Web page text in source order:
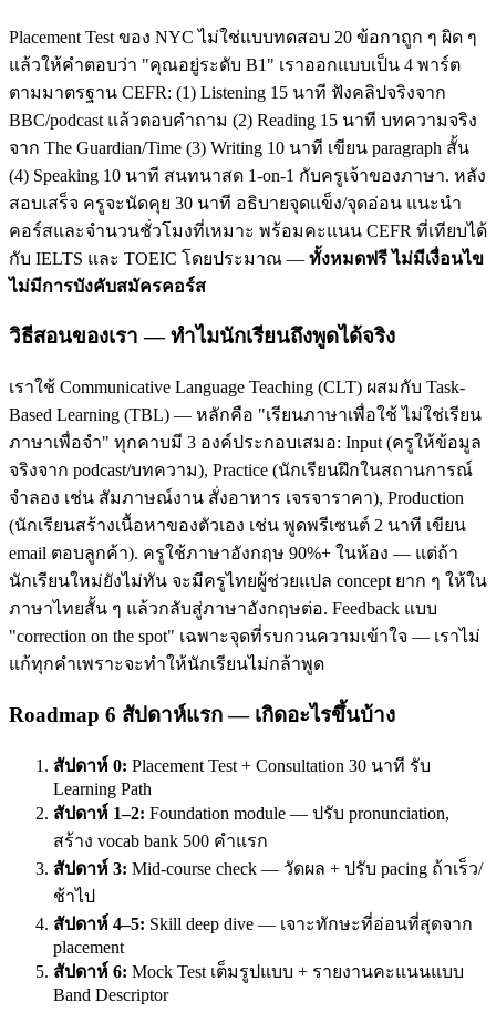
Placement Test ของ NYC ไม่ใช่แบบทดสอบ 20 ข้อกาถูก ๆ ผิด ๆ
แล้วให้คำตอบว่า "คุณอยู่ระดับ B1" เราออกแบบเป็น 4 พาร์ต
ตามมาตรฐาน CEFR: (1) Listening 15 นาที ฟังคลิปจริงจาก
BBC/podcast แล้วตอบคำถาม (2) Reading 15 นาที บทความจริง
จาก The Guardian/Time (3) Writing 10 นาที เขียน paragraph สั้น
(4) Speaking 10 นาที สนทนาสด 1-on-1 กับครูเจ้าของภาษา. หลัง
สอบเสร็จ ครูจะนัดคุย 30 นาที อธิบายจุดแข็ง/จุดอ่อน แนะนำ
คอร์สและจำนวนชั่วโมงที่เหมาะ พร้อมคะแนน CEFR ที่เทียบได้
กับ IELTS และ TOEIC โดยประมาณ — ทั้งหมดฟรี ไม่มีเงื่อนไข
ไม่มีการบังคับสมัครคอร์ส
วิธีสอนของเรา — ทำไมนักเรียนถึงพูดได้จริง
เราใช้ Communicative Language Teaching (CLT) ผสมกับ Task-
Based Learning (TBL) — หลักคือ "เรียนภาษาเพื่อใช้ ไม่ใช่เรียน
ภาษาเพื่อจำ" ทุกคาบมี 3 องค์ประกอบเสมอ: Input (ครูให้ข้อมูล
จริงจาก podcast/บทความ), Practice (นักเรียนฝึกในสถานการณ์
จำลอง เช่น สัมภาษณ์งาน สั่งอาหาร เจรจาราคา), Production
(นักเรียนสร้างเนื้อหาของตัวเอง เช่น พูดพรีเซนต์ 2 นาที เขียน
email ตอบลูกค้า). ครูใช้ภาษาอังกฤษ 90%+ ในห้อง — แต่ถ้า
นักเรียนใหม่ยังไม่ทัน จะมีครูไทยผู้ช่วยแปล concept ยาก ๆ ให้ใน
ภาษาไทยสั้น ๆ แล้วกลับสู่ภาษาอังกฤษต่อ. Feedback แบบ
"correction on the spot" เฉพาะจุดที่รบกวนความเข้าใจ — เราไม่
แก้ทุกคำเพราะจะทำให้นักเรียนไม่กล้าพูด
Roadmap 6 สัปดาห์แรก — เกิดอะไรขึ้นบ้าง
สัปดาห์ 0: Placement Test + Consultation 30 นาที รับ
Learning Path
สัปดาห์ 1–2: Foundation module — ปรับ pronunciation,
สร้าง vocab bank 500 คำแรก
สัปดาห์ 3: Mid-course check — วัดผล + ปรับ pacing ถ้าเร็ว/
ช้าไป
สัปดาห์ 4–5: Skill deep dive — เจาะทักษะที่อ่อนที่สุดจาก
placement
สัปดาห์ 6: Mock Test เต็มรูปแบบ + รายงานคะแนนแบบ
Band Descriptor